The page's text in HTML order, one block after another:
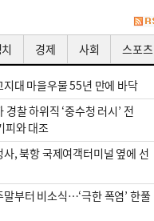
경제 사회 스포츠
지대 마을우물 55년 만에 바닥
경찰 하위직 ‘중수청 러시’ 전
와 대조
사, 북항 국제여객터미널 옆에 선
말부터 비소식…‘극한 폭염’ 한풀